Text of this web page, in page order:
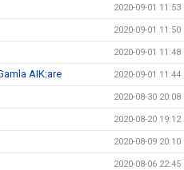
2020-09-01 11:53
2020-09-01 11:50
2020-09-01 11:48
AIK:are 2020-09-01 11:44
2020-08-30 20:08
2020-08-20 19:12
2020-08-09 20:10
2020-08-06 22:45